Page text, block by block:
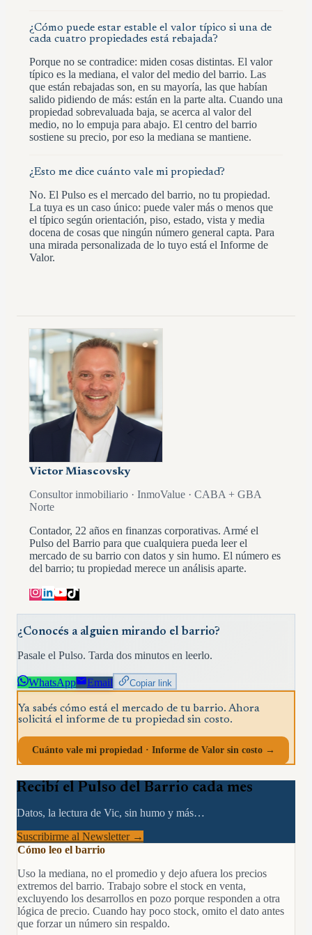
¿Cómo puede estar estable el valor típico si una de
cada cuatro propiedades está rebajada?
Porque no se contradice: miden cosas distintas. El valor
típico es la mediana, el valor del medio del barrio. Las
que están rebajadas son, en su mayoría, las que habían
salido pidiendo de más: están en la parte alta. Cuando una
propiedad sobrevaluada baja, se acerca al valor del
medio, no lo empuja para abajo. El centro del barrio
sostiene su precio, por eso la mediana se mantiene.
¿Esto me dice cuánto vale mi propiedad?
No. El Pulso es el mercado del barrio, no tu propiedad.
La tuya es un caso único: puede valer más o menos que
el típico según orientación, piso, estado, vista y media
docena de cosas que ningún número general capta. Para
una mirada personalizada de lo tuyo está el Informe de
Valor.
Victor Miascovsky
Consultor inmobiliario · InmoValue · CABA + GBA
Norte
Contador, 22 años en finanzas corporativas. Armé el
Pulso del Barrio para que cualquiera pueda leer el
mercado de su barrio con datos y sin humo. El número es
del barrio; tu propiedad merece un análisis aparte.
¿Conocés a alguien mirando el barrio?
Pasale el Pulso. Tarda dos minutos en leerlo.
WhatsApp Email Copiar link
Ya sabés cómo está el mercado de tu barrio. Ahora
solicitá el informe de tu propiedad sin costo.
Cuánto vale mi propiedad · Informe de Valor sin costo →
Recibí el Pulso del Barrio cada mes
Datos, la lectura de Vic, sin humo y más…
Suscribirme al Newsletter →
Cómo leo el barrio
Uso la mediana, no el promedio y dejo afuera los precios
extremos del barrio. Trabajo sobre el stock en venta,
excluyendo los desarrollos en pozo porque responden a otra
lógica de precio. Cuando hay poco stock, omito el dato antes
que forzar un número sin respaldo.